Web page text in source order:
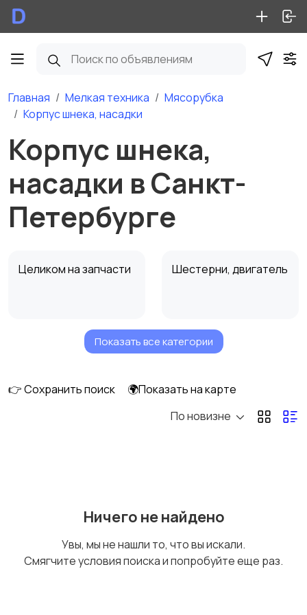
Главная Мелкая техника
Мясорубка
Корпус шнека, насадки
Корпус шнека,
насадки в Санкт-
Петербурге
Целиком на запчасти Шестерни, двигатель
Корпус шнека,
Другое
Показать все категории
👉 Сохранить поиск
🌍Показать на карте
По новизне
Ничего не найдено
Увы, мы не нашли то, что вы искали.
Смягчите условия поиска и попробуйте еще раз.